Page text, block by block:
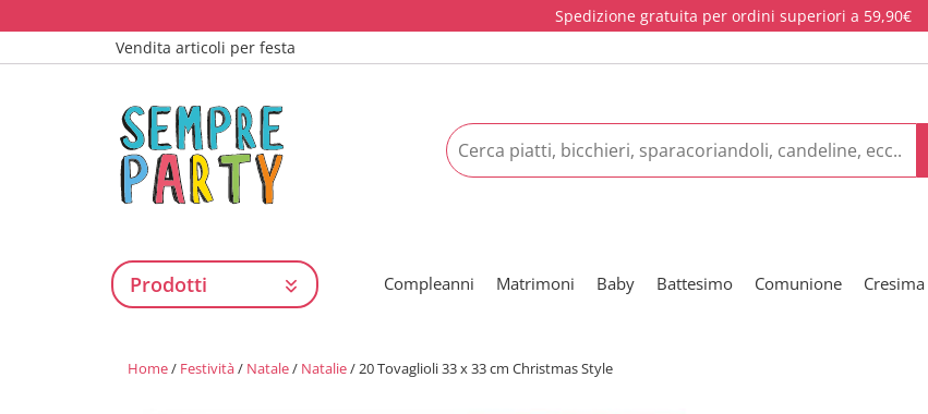
Spedizione gratuita per ordini superiori a 59,90€
Vendita articoli per festa
Prodotti Compleanni Matrimoni Baby Battesimo Comunione Cresima
Home/ Festività/ Natale/ Natalie/ 20 Tovaglioli 33 x 33 cm Christmas Style